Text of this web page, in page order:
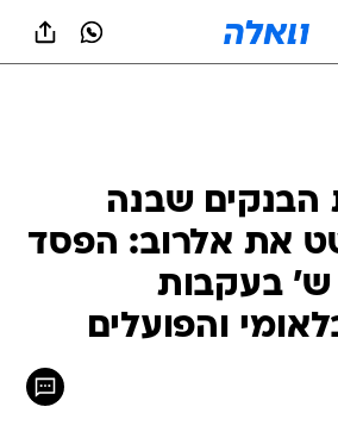
הבנקים שבנה
את אלרוב: הפסד
מ' ש' בעקבות
והפועלים